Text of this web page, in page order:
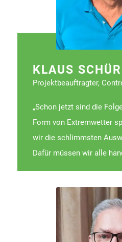
KLAUS
Projektbeauftragter,
„Schon jetzt sind die
Form von Extremwetter
wir die schlimmsten
Dafür müssen wir alle